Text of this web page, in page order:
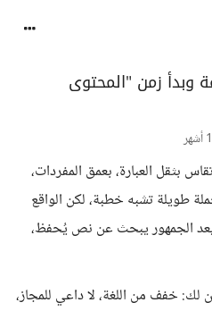
وبدأ زمن "المحتوى
بثقل العبارة، بعمق المفردات،
طويلة تشبه خطبة، لكن الواقع
الجمهور يبحث عن نص يُحفظ،
لك: خفف من اللغة، لا داعي للمجاز،